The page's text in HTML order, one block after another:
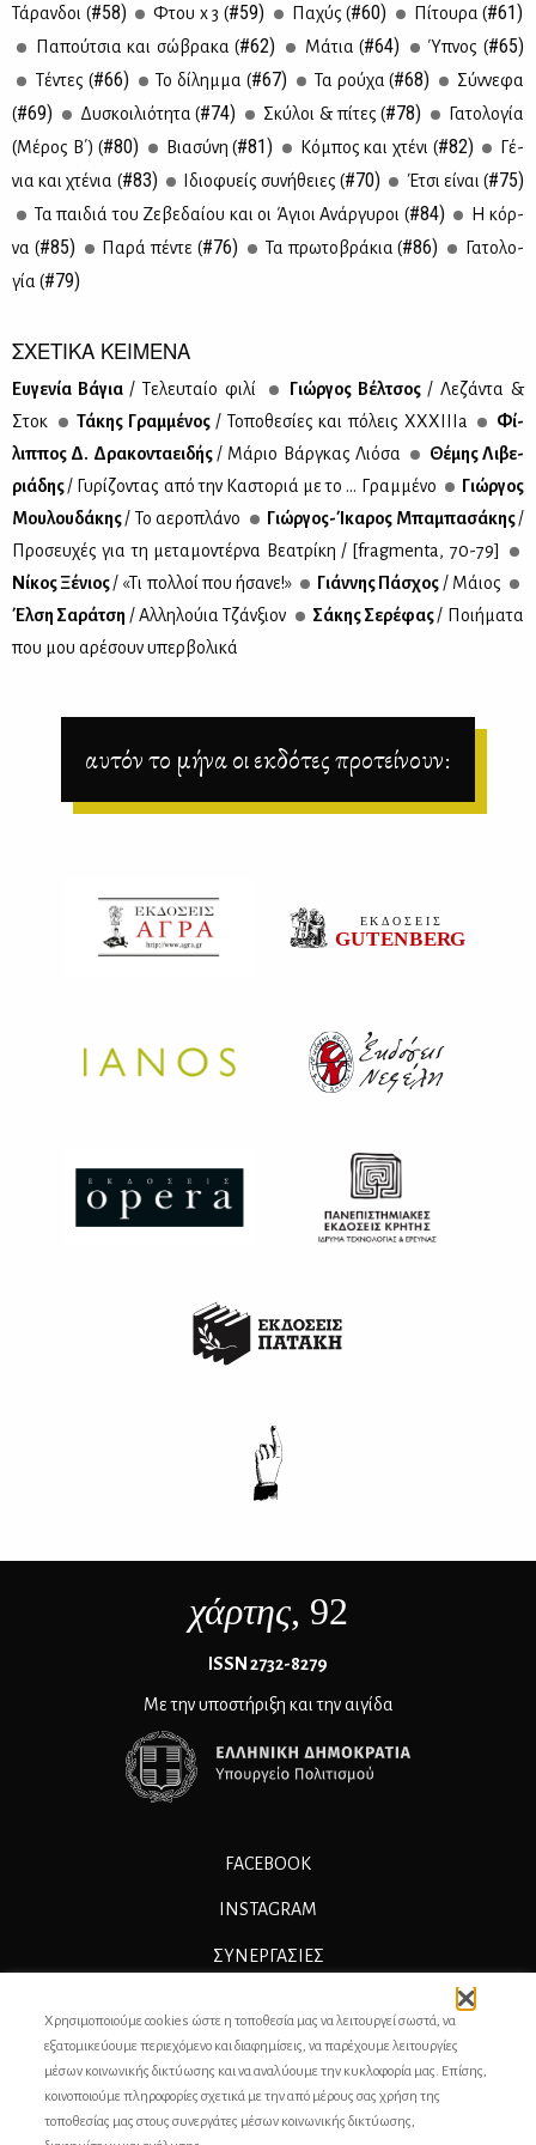
Τά­ραν­δοι (#58) Φτου x 3 (#59) Πα­χύς (#60) Πί­του­ρα (#61)
Πα­πού­τσια και σώ­βρα­κα (#62) Μά­τια (#64) Ύπνος (#65)
Tέ­ντες (#66) Το δί­λημ­μα (#67) Τα ρού­χα (#68)
Σύν­νε­φα
(#69) Δυ­σκοι­λιό­τη­τα (#74) Σκύ­λοι & πί­τες (#78)
Γα­το­λο­γία
(Μέ­ρος Β΄) (#80) Bια­σύ­νη (#81) Κό­μπος και χτέ­νι (#82)
Γέ­
νια και χτέ­νια (#83) Ιδιο­φυ­είς συ­νή­θειες (#70) Έτσι εί­ναι (#75)
Τα παι­διά του Ζε­βε­δαί­ου και οι Άγιοι Ανάρ­γυ­ροι (#84)
Η κόρ­
να (#85) Πα­ρά πέ­ντε (#76) Τα πρω­το­βρά­κια (#86)
Γα­το­λο­
γία (#79)
ΣΧΕΤΙΚΑ ΚΕΙΜΕΝΑ
Ευ­γε­νία Βά­για/ Τε­λευ­ταίο φι­λί Γιώρ­γος Βέλ­τσος / Λε­ζά­ντα &
Στοκ
Τά­κης Γραμ­μέ­νος / Το­πο­θε­σί­ες και πό­λεις ΧΧ­ΧΙ­Ι­Ιa
Φί­
λιπ­πος Δ. Δρα­κο­ντα­ει­δής/ Μά­ριο Βάρ­γκας Λιό­σα
Θέ­μης Λι­βε­
ριά­δης/ Γυ­ρί­ζο­ντας από την Κα­στο­ριά με το … Γραμ­μέ­νο
Γιώρ­γος
Μου­λου­δά­κης/ Το αε­ρο­πλά­νο Γιώρ­γος-Ίκα­ρος Μπα­μπα­σά­κης/
Προ­σευ­χές για τη με­τα­μο­ντέρ­να Βε­α­τρί­κη / [fragmenta, 70-79]
Νί­κος Ξέ­νιος/ «Τι πολ­λοί που ήσα­νε!» Γιάν­νης Πά­σχος/ Μάιος
Έλ­ση Σα­ρά­τση / Αλ­λη­λού­ια Τζάν­ξιον Σά­κης Σε­ρέ­φας/ Ποι­ή­μα­τα
που μου αρέ­σουν υπερ­βο­λι­κά
αυτόν το μήνα οι εκδότες προτείνουν:
χάρτης, 92
ΙSSN 2732-8279
Με την υποστήριξη και την αιγίδα
FACEBOOK
INSTAGRAM
ΣΥΝΕΡΓΑΣΊΕΣ
ΕΠΙΚΟΙΝΩΝΙΑ
ΣΥΝΤΕΛΕΣΤΕΣ
Χρησιμοποιούμε cookies ώστε η τοποθεσία μας να λειτουργεί σωστά, να
εξατομικεύουμε περιεχόμενο και διαφημίσεις, να παρέχουμε λειτουργίες
μέσων κοινωνικής δικτύωσης και να αναλύουμε την κυκλοφορία μας. Επίσης,
κοινοποιούμε πληροφορίες σχετικά με την από μέρους σας χρήση της
τοποθεσίας μας στους συνεργάτες μέσων κοινωνικής δικτύωσης,